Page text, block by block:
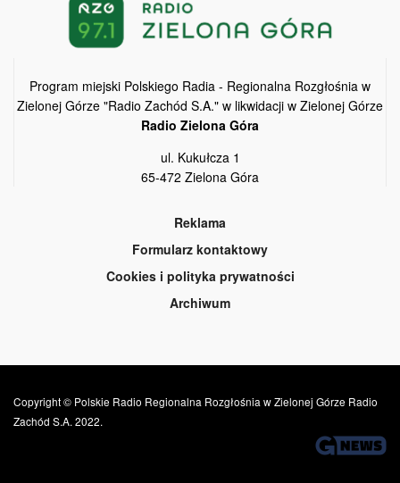
Program miejski Polskiego Radia - Regionalna Rozgłośnia w
Zielonej Górze "Radio Zachód S.A." w likwidacji w Zielonej Górze
Radio Zielona Góra
ul. Kukułcza 1
65-472 Zielona Góra
Reklama
Formularz kontaktowy
Cookies i polityka prywatności
Archiwum
Copyright © Polskie Radio Regionalna Rozgłośnia w Zielonej Górze Radio
Zachód S.A. 2022.